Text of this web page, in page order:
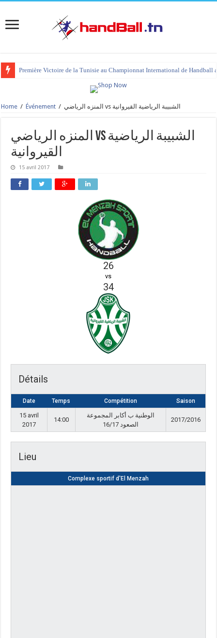
Première Victoire de la Tunisie au Championnat International de Handball
Home / Événement / المنزه الرياضي vs الشبيبة الرياضية القيروانية
المنزه الرياضي vs الشبيبة الرياضية
القيروانية
15 avril 2017
26
vs
34
Détails
Date Temps Compétition Saison
15 avril
2017
14:00
الوطنية ب أكابر المجموعة
الصعود 16/17
2017/2016
Lieu
Complexe sportif d'El Menzah